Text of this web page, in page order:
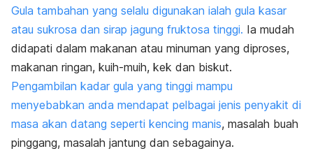
Gula tambahan yang selalu digunakan ialah gula kasar
atau sukrosa dan sirap jagung fruktosa tinggi. Ia mudah
didapati dalam makanan atau minuman yang diproses,
makanan ringan, kuih-muih, kek dan biskut.
Pengambilan kadar gula yang tinggi mampu
menyebabkan anda mendapat pelbagai jenis penyakit di
masa akan datang seperti kencing manis, masalah buah
pinggang, masalah jantung dan sebagainya.